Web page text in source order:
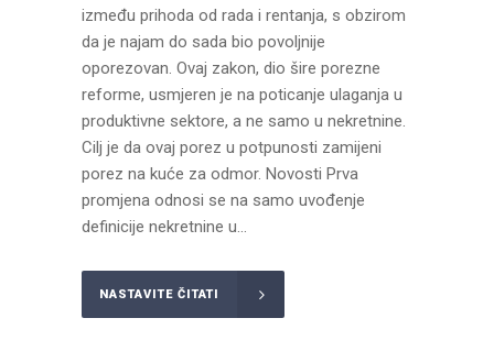
između prihoda od rada i rentanja, s obzirom
da je najam do sada bio povoljnije
oporezovan. Ovaj zakon, dio šire porezne
reforme, usmjeren je na poticanje ulaganja u
produktivne sektore, a ne samo u nekretnine.
Cilj je da ovaj porez u potpunosti zamijeni
porez na kuće za odmor. Novosti Prva
promjena odnosi se na samo uvođenje
definicije nekretnine u...
NASTAVITE ČITATI